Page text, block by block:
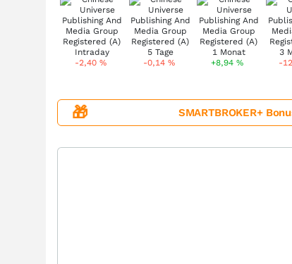
-2,40 % -0,14 % +8,94% -
🎁 SMARTBROKER+